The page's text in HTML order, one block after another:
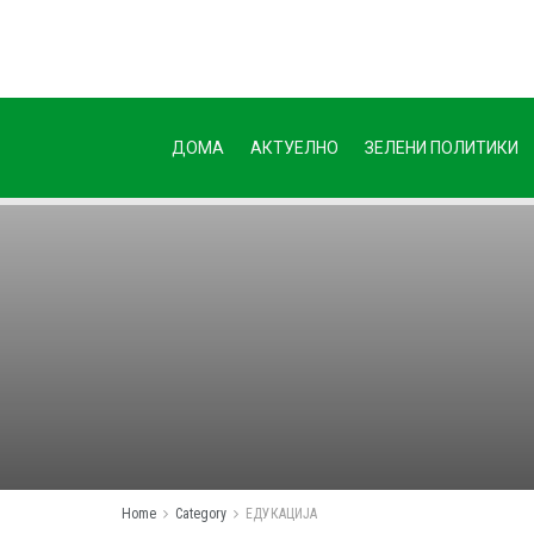
ДОМА АКТУЕЛНО ЗЕЛЕНИ ПОЛИТИКИ
Home Category ЕДУКАЦИЈА